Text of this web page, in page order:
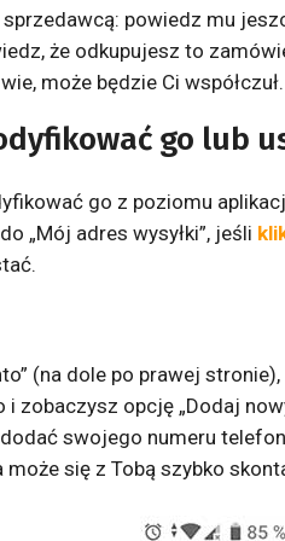
powiedz mu
że odkupujesz to
może będzie Ci współczuł.
go lub
go z poziomu
„Mój adres wysyłki”, jeśli
(na dole po prawej stronie),
i zobaczysz opcję „Dodaj
swojego numeru
się z Tobą szybko